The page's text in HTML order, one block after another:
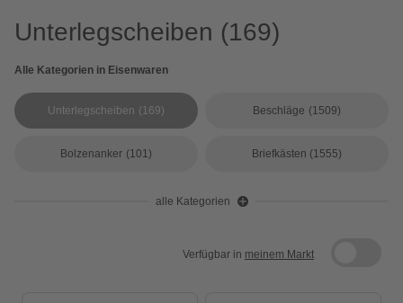
Unterlegscheiben (169)
Alle Kategorien in Eisenwaren
Unterlegscheiben (169) Beschläge (1509)
Bolzenanker (101) Briefkästen (1555)
alle Kategorien
Verfügbar in meinem Markt